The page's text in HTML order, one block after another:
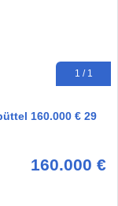
1 / 1
160.000 € 29
160.000 €